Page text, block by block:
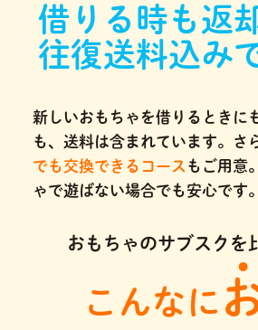
借りる時も返
往復送料込み
新しいおもちゃを借りるときに
も、送料は含まれています。さ
でも交換できるコース もご用意
ゃで遊ばない場合でも安心です。
おもちゃのサブスクを
こんなに